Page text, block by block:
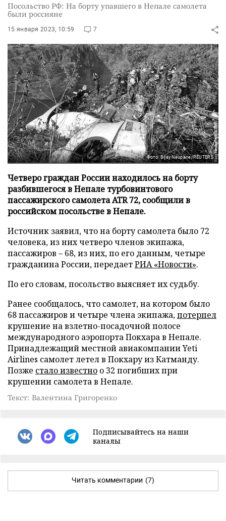
Посольство РФ: На борту упавшего в Непале самолета
были россияне
15 января 2023, 10:59 7
Фото: Bijay Neupane/REUTERS
Четверо граждан России находилось на борту
разбившегося в Непале турбовинтового
пассажирского самолета ATR 72, сообщили в
российском посольстве в Непале.
Источник заявил, что на борту самолета было 72
человека, из них четверо членов экипажа,
пассажиров – 68, из них, по его данным, четыре
гражданина России, передаетРИА «Новости».
По его словам, посольство выясняет их судьбу.
Ранее сообщалось, что самолет, на котором было
68 пассажиров и четыре члена экипажа,потерпел
крушение на взлетно-посадочной полосе
международного аэропорта Покхара в Непале.
Принадлежащий местной авиакомпании Yeti
Airlines самолет летел в Покхару из Катманду.
Позже стало известно о 32 погибших при
крушении самолета в Непале.
Текст: Валентина Григоренко
Подписывайтесь на наши
каналы
Читать комментарии (7)